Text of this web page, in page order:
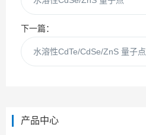
下一篇：
水溶性CdTe/CdSe/ZnS 量子点
产品中心